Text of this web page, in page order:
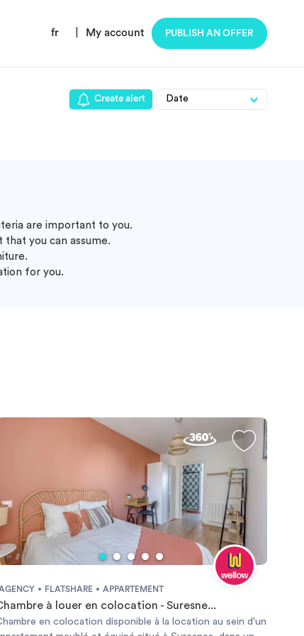
fr My account PUBLISH AN OFFER
Create alert
are important to you.
you can assume.
for you.
FLATSHARE APPARTEMENT
à louer en colocation - Suresne...
en colocation disponible à la location au sein d'un